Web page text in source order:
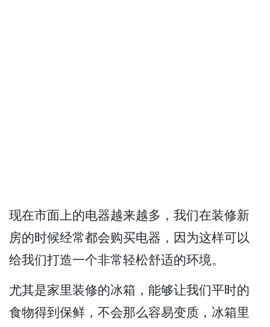
现在市面上的电器越来越多，我们在装修新
房的时候经常都会购买电器，因为这样可以
给我们打造一个非常轻松舒适的环境。
尤其是家里装修的冰箱，能够让我们平时的
食物得到保鲜，不会那么容易变质，冰箱里